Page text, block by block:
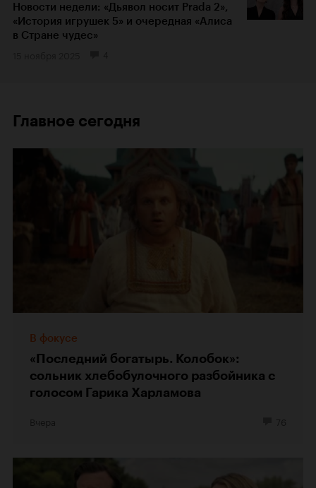
Новости недели: «Дьявол носит Prada 2»,
«История игрушек 5» и очередная «Алиса
в Стране чудес»
Главное сегодня
В фокусе
«Последний богатырь. Колобок»:
сольник хлебобулочного разбойника с
голосом Гарика Харламова